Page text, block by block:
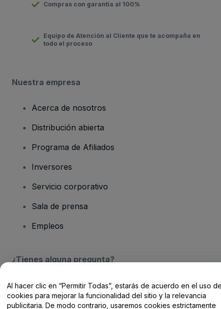
Compras con garantía al 100%
Equipo de Atención al Cliente que te acompaña en
todo el proceso
Nuestra empresa
Acerca de nosotros
Distribución abierta
Programa de Afiliados
Inversores
Servicio corporativo
Sala de prensa
Empleos
¿Tienes alguna pregunta?
Centro de Ayuda / Contacto
Al hacer clic en “Permitir Todas”, estarás de acuerdo en el uso
cookies para mejorar la funcionalidad del sitio y la relevancia
publicitaria. De modo contrario, usaremos cookies estrictamente